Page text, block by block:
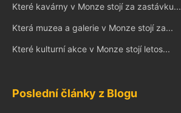
Které kavárny v Monze stojí za zastávku...
Která muzea a galerie v Monze stojí za...
Které kulturní akce v Monze stojí letos...
Poslední články z Blogu